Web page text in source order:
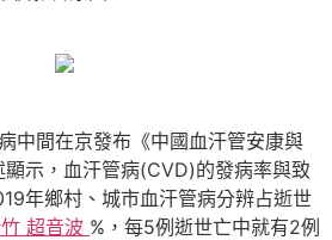
中間在京發布《中國血汗管安康與
示，血汗管病(CVD)的發病率與致
年鄉村、城市血汗管病分辨占逝世
超音波 %，每5例逝世亡中就有2例